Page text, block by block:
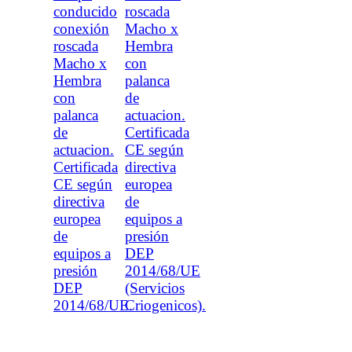
conducido
conexión
roscada
Macho x
Hembra
con
palanca
de
actuacion.
Certificada
CE según
directiva
europea
de
equipos a
presión
DEP
2014/68/UE.
roscada
Macho x
Hembra
con
palanca
de
actuacion.
Certificada
CE según
directiva
europea
de
equipos a
presión
DEP
2014/68/UE
(Servicios
Criogenicos).